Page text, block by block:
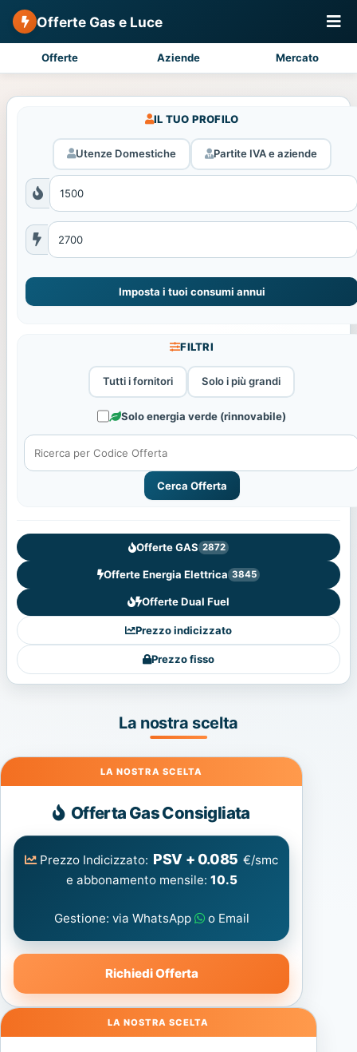
Offerte Gas e Luce
Offerte Aziende Mercato
IL TUO PROFILO
Utenze Domestiche Partite IVA e aziende
Imposta i tuoi consumi annui
FILTRI
Tutti i fornitori Solo i più grandi
Solo energia verde (rinnovabile)
Cerca Offerta
Offerte GAS 2872
Offerte Energia Elettrica 3845
Offerte Dual Fuel
Prezzo indicizzato
Prezzo fisso
La nostra scelta
Gas
Offerta Gas Consigliata
Prezzo Indicizzato: PSV + 0.085 €/smc
e abbonamento mensile: 10.5
Gestione: via WhatsApp o Email
Richiedi Offerta